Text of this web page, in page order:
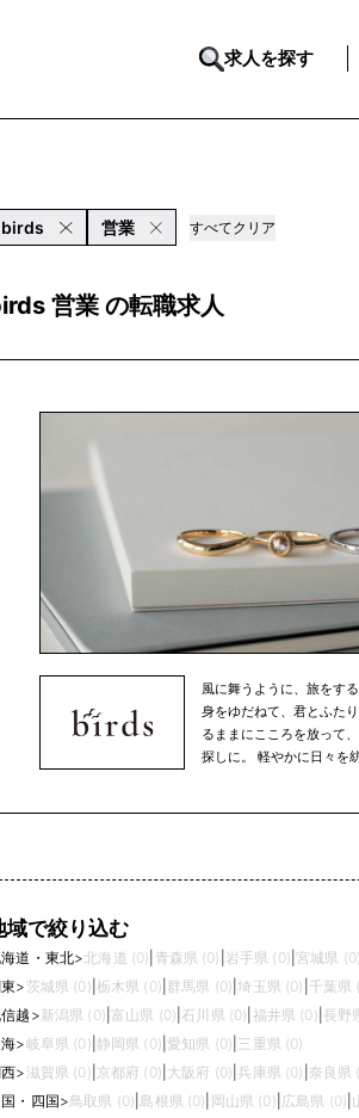
求人を探す
birds 営業 すべてクリア
営業 の転職求人
風に舞うように、旅をするように
身をゆだねて、君とふた
るままにこころを放って
探しに。 軽やかに日々を紡いでゆくおふたり
域で絞り込む
道・東北> 北海道 (0) 青森県 (0) 岩手県 (0) |宮城県 (0)
> 茨城県 (0) 栃木県 (0) 群馬県 (0) |埼玉県 (0) 千葉県
越>新潟県 (0) |富山県 (0) 石川県 (0) 福井県 (0) 長野
>岐阜県 (0) 静岡県 (0) |愛知県 (0) 三重県 (0)
>滋賀県 (0) 京都府 (0) 大阪府 (0) |兵庫県 (0) 奈良県
・四国>鳥取県 (0) |島根県 (0) 岡山県 (0) 広島県 (0)